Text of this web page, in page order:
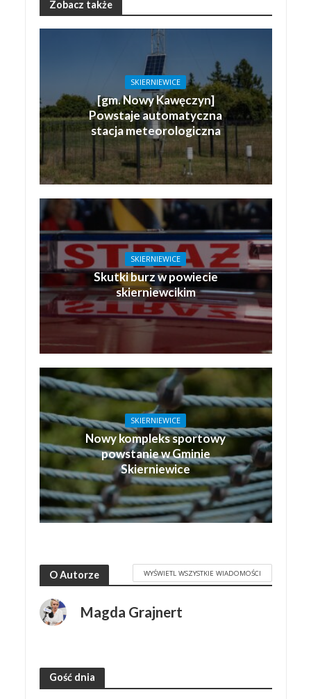
Zobacz także
SKIERNIEWICE
[gm. Nowy Kawęczyn]
Powstaje automatyczna
stacja meteorologiczna
SKIERNIEWICE
Skutki burz w powiecie
skierniewcikim
SKIERNIEWICE
Nowy kompleks sportowy
powstanie w Gminie
Skierniewice
O Autorze WYŚWIETL WSZYSTKIE WIADOMOŚCI
Magda Grajnert
Gość dnia